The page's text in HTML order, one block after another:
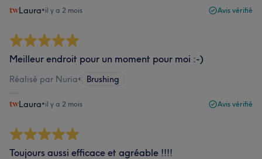
Laura•il y a 2 mois Avis vérifié
Meilleur endroit pour un moment pour moi :-)
Réalisé par Nuria• Brushing
Laura•il y a 2 mois Avis vérifié
Toujours aussi efficace et agréable !!!!